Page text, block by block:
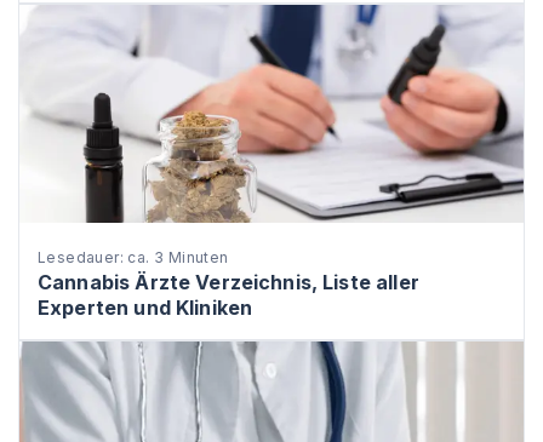
Lesedauer: ca. 3 Minuten
Cannabis Ärzte Verzeichnis, Liste aller
Experten und Kliniken